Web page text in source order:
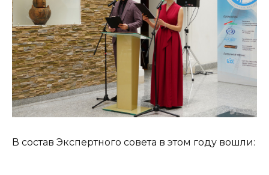
В состав Экспертного совета в этом году вошли: